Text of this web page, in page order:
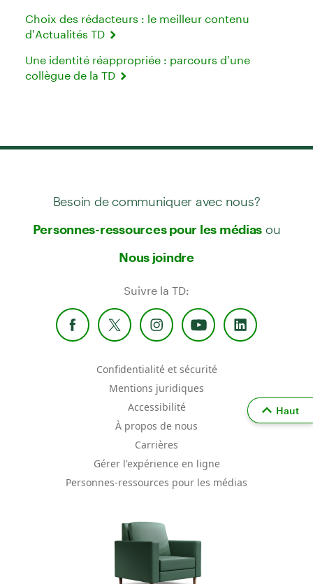
Choix des rédacteurs : le meilleur contenu
d’Actualités TD
Une identité réappropriée : parcours d’une
collègue de la TD
Besoin de communiquer avec nous?
Personnes-ressources pour les médias ou
Nous joindre
Suivre la TD:
Confidentialité et sécurité
Mentions juridiques
Accessibilité
À propos de nous
Carrières
Gérer l'expérience en ligne
Personnes-ressources pour les médias
Haut